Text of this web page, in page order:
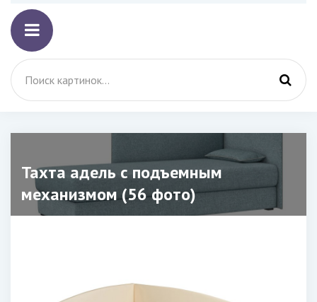
Тахта адель с подъемным
механизмом (56 фото)